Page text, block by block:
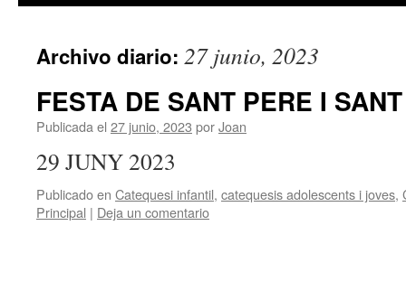
Archivo diario: 27 junio, 2023
FESTA DE SANT PERE I
Publicada el 27 junio, 2023 porJoan
29 JUNY 2023
Publicado en Catequesi infantil, catequesis adolescents i joves,
Principal | Deja un comentario